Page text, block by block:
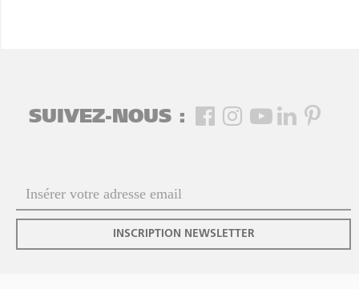
SUIVEZ-NOUS :
INSCRIPTION NEWSLETTER